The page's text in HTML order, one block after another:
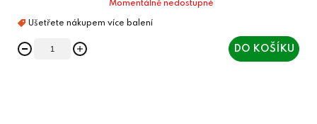
Momentálně nedostupné
DO KOŠÍKU